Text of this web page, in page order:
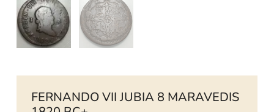
FERNANDO VII JUBIA 8 MARAVEDIS